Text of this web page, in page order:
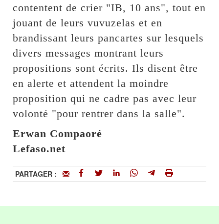
contentent de crier "IB, 10 ans", tout en
jouant de leurs vuvuzelas et en
brandissant leurs pancartes sur lesquels
divers messages montrant leurs
propositions sont écrits. Ils disent être
en alerte et attendent la moindre
proposition qui ne cadre pas avec leur
volonté "pour rentrer dans la salle".
Erwan Compaoré
Lefaso.net
PARTAGER :